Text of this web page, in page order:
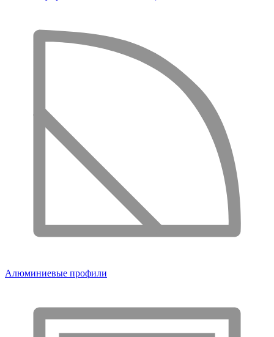
Алюминиевые профили